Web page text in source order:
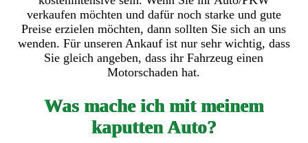
verkaufen möchten und dafür noch starke und gute
Preise erzielen möchten, dann sollten Sie sich an uns
wenden. Für unseren Ankauf ist nur sehr wichtig, dass
Sie gleich angeben, dass ihr Fahrzeug einen
Motorschaden hat.
Was mache ich mit meinem
kaputten Auto?